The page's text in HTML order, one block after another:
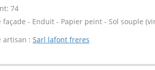
74
- Enduit - Papier peint - Sol souple
artisan : Sarl lafont freres